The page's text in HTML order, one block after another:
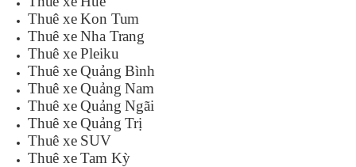
Thuê xe Kon Tum
Thuê xe Nha Trang
Thuê xe Pleiku
Thuê xe Quảng Bình
Thuê xe Quảng Nam
Thuê xe Quảng Ngãi
Thuê xe Quảng Trị
Thuê xe SUV
Thuê xe Tam Kỳ